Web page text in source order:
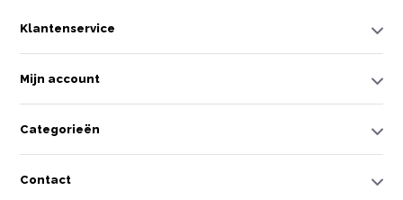
Klantenservice
Mijn account
Categorieën
Contact